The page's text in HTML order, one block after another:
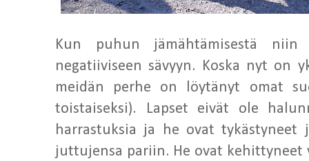
Kun puhun jämähtämisestä
negatiiviseen sävyyn. Koska nyt on
meidän perhe on löytänyt omat
toistaiseksi). Lapset eivät ole
harrastuksia ja he ovat tykästyneet
juttujensa pariin. He ovat kehittyneet